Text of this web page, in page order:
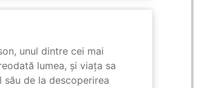
unul dintre cei mai
lumea, și viața sa
de la descoperirea